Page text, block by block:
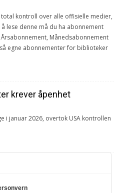
kontroll over alle offisielle medier,
lese denne må du ha abonnement
Månedsabonnement
egne abonnementer for biblioteker
krever åpenhet
i januar 2026, overtok USA kontrollen
en nedgang fra forrige